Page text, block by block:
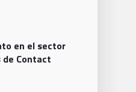
en el sector
de Contact